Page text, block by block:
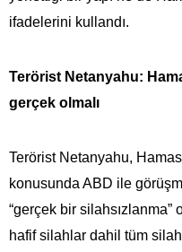
ifadelerini kullandı.
Terörist Netanyahu:
gerçek olmalı
Terörist Netanyahu,
konusunda ABD ile
“gerçek bir silahsızlanma”
hafif silahlar dahil tüm